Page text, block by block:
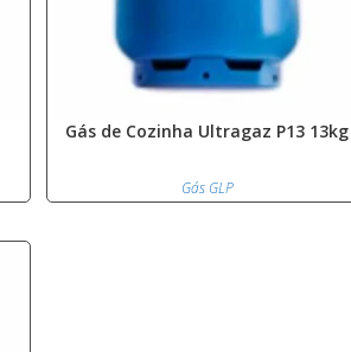
Gás de Cozinha Ultragaz P13 13kg
Gás GLP